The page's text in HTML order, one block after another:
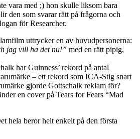
vara med ;) hon skulle liksom bara
den som svarar rätt på frågorna och
för Researcher.
uttrycker en av huvudpersonerna:
jag vill ha det nu!” med en rätt pipig,
har Guinness’ rekord på antal
– ett rekord som ICA-Stig snart
gjorde Gottschalk reklam för?
en cover på Tears for Fears “Mad
hela beror helt enkelt på den första